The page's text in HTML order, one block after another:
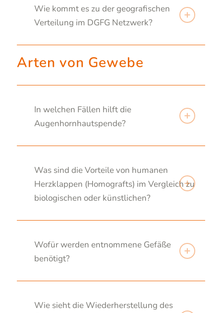
Wie kommt es zu der geografischen
Verteilung im DGFG Netzwerk?
Arten von Gewebe
In welchen Fällen hilft die
Augenhornhautspende?
Was sind die Vorteile von humanen
Herzklappen (Homografts) im Vergleich zu
biologischen oder künstlichen?
Wofür werden entnommene Gefäße
benötigt?
Wie sieht die Wiederherstellung des